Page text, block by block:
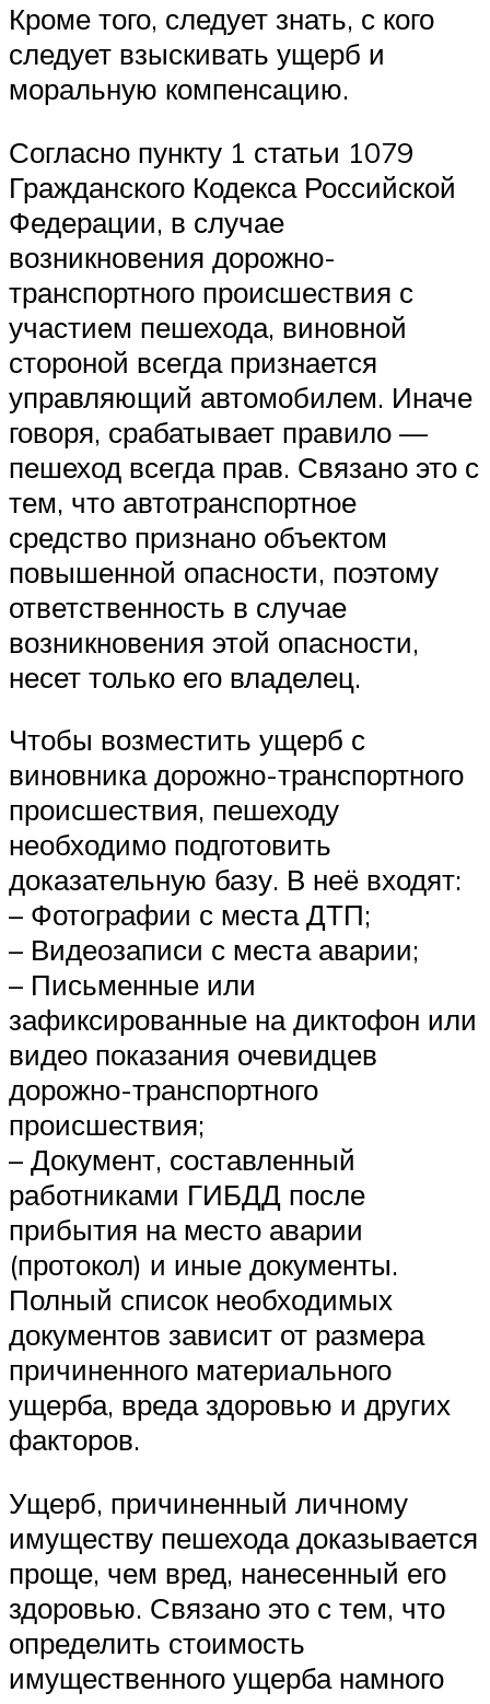
Кроме того, следует знать, с кого
следует взыскивать ущерб и
моральную компенсацию.
Согласно пункту 1 статьи 1079
Гражданского Кодекса Российской
Федерации, в случае
возникновения дорожно-
транспортного происшествия с
участием пешехода, виновной
стороной всегда признается
управляющий автомобилем. Иначе
говоря, срабатывает правило —
пешеход всегда прав. Связано это с
тем, что автотранспортное
средство признано объектом
повышенной опасности, поэтому
ответственность в случае
возникновения этой опасности,
несет только его владелец.
Чтобы возместить ущерб с
виновника дорожно-транспортного
происшествия, пешеходу
необходимо подготовить
доказательную базу. В неё входят:
– Фотографии с места ДТП;
– Видеозаписи с места аварии;
– Письменные или
зафиксированные на диктофон или
видео показания очевидцев
дорожно-транспортного
происшествия;
– Документ, составленный
работниками ГИБДД после
прибытия на место аварии
(протокол) и иные документы.
Полный список необходимых
документов зависит от размера
причиненного материального
ущерба, вреда здоровью и других
факторов.
Ущерб, причиненный личному
имуществу пешехода доказывается
проще, чем вред, нанесенный его
здоровью. Связано это с тем, что
определить стоимость
имущественного ущерба намного